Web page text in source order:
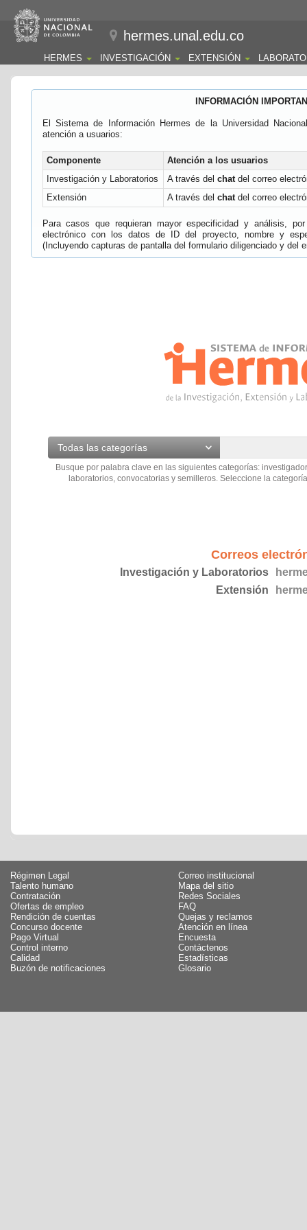
hermes.unal.edu.co
HERMES INVESTIGACIÓN EXTENSIÓN
INFORMACIÓN
El Sistema de Información Hermes de la Universidad
atención a usuarios:
Componente
Atención a los usuarios
Investigación y Laboratorios
A través del chatdel correo
Extensión
A través del chatdel correo
Para casos que requieran mayor especificidad y análisis,
electrónico con los datos de ID del proyecto, nombre y
(Incluyendo capturas de pantalla del formulario diligenciado y del
Todas las categorías
Busque por palabra clave en las siguientes categorías:
laboratorios, convocatorias y semilleros. Seleccione la
Correos
Investigación y Laboratorios
Extensión
Régimen Legal
Talento humano
Contratación
Ofertas de empleo
Rendición de cuentas
Concurso docente
Pago Virtual
Control interno
Calidad
Buzón de notificaciones
Correo institucional
Mapa del sitio
Redes Sociales
FAQ
Quejas y reclamos
Atención en línea
Encuesta
Contáctenos
Estadísticas
Glosario